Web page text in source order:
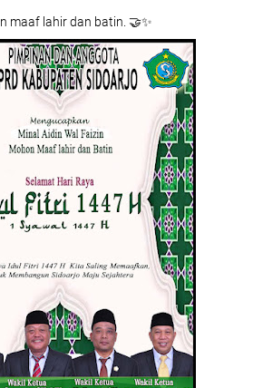
maaf lahir dan batin. 🤝✨